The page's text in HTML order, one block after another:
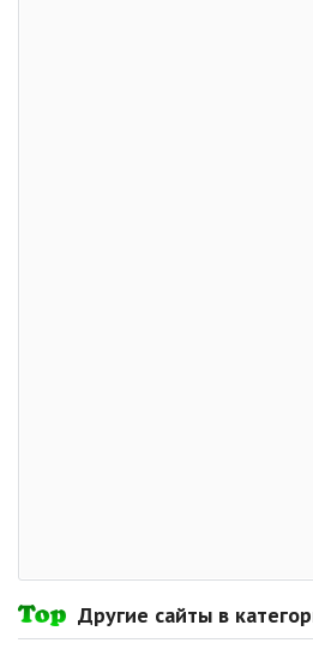
Другие сайты в